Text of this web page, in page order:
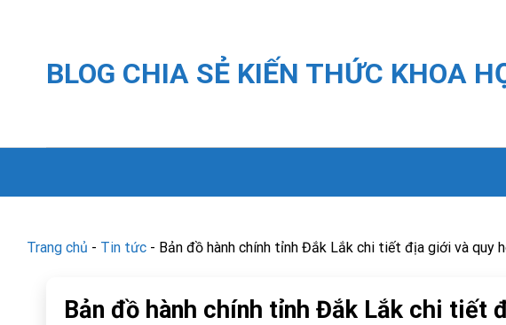
BLOG CHIA SẺ KIẾN THỨC KHOA
Trang chủ - Tin tức - Bản đồ hành chính tỉnh Đắk Lắk chi tiết địa giới và quy
Bản đồ hành chính tỉnh Đắk Lắk chi tiết